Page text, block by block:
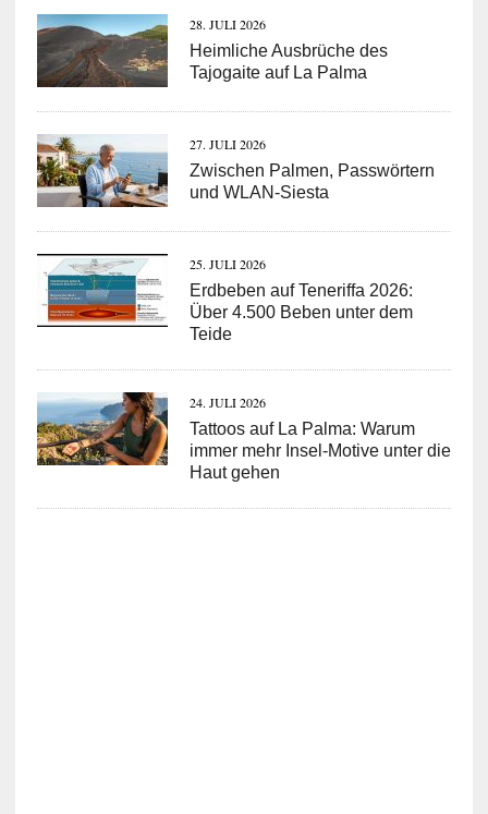
28. JULI 2026
Heimliche Ausbrüche des
Tajogaite auf La Palma
27. JULI 2026
Zwischen Palmen, Passwörtern
und WLAN-Siesta
25. JULI 2026
Erdbeben auf Teneriffa 2026:
Über 4.500 Beben unter dem
Teide
24. JULI 2026
Tattoos auf La Palma: Warum
immer mehr Insel-Motive unter die
Haut gehen